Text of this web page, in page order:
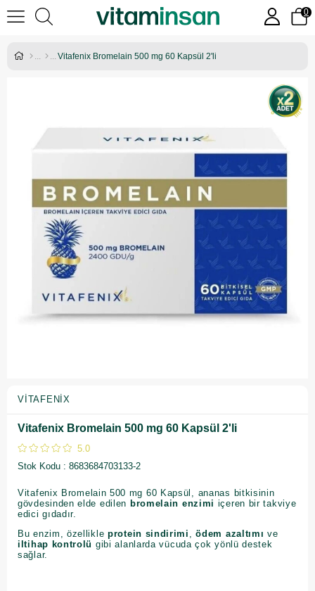
0
Vitafenix Bromelain 500 mg 60 Kapsül 2'li
VITAFENIX
Vitafenix Bromelain 500 mg 60 Kapsül 2'li
5.0
Stok Kodu
8683684703133-2
Vitafenix Bromelain 500 mg 60 Kapsül, ananas bitkisinin
gövdesinden elde edilen bromelain enzimi içeren bir takviye
edici gıdadır.
Bu enzim, özellikle protein sindirimi ,ödem azaltımı ve
iltihap kontrolü gibi alanlarda vücuda çok yönlü destek
sağlar.